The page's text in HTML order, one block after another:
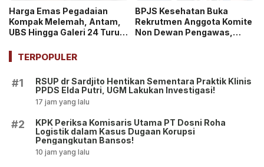
Harga Emas Pegadaian
Kompak Melemah, Antam,
UBS Hingga Galeri 24 Turun
BPJS Kesehatan Buka
Rekrutmen Anggota Komite
Non Dewan Pengawas,
TERPOPULER
#1
RSUP dr Sardjito Hentikan Sementara Praktik Klinis
PPDS Elda Putri, UGM Lakukan Investigasi!
17 jam yang lalu
#2
KPK Periksa Komisaris Utama PT Dosni Roha
Logistik dalam Kasus Dugaan Korupsi
Pengangkutan Bansos!
10 jam yang lalu